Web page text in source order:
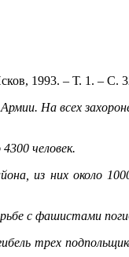
1993. – Т. 1. – С.
На всех
человек.
из них около
с фашистами
трех